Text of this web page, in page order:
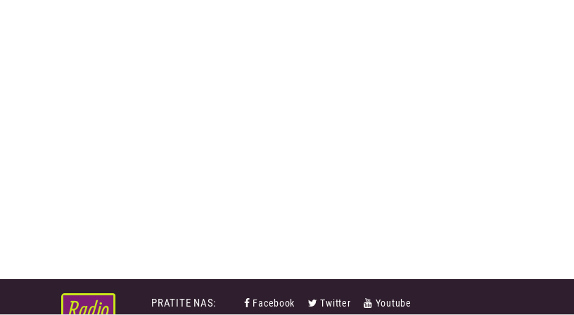
PRATITE NAS: Facebook Twitter Youtube